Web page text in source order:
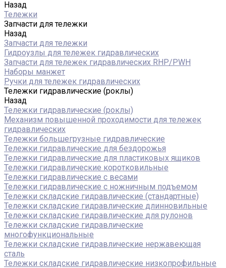
Назад
Тележки
Запчасти для тележки
Назад
Запчасти для тележки
Гидроузлы для тележек гидравлических
Запчасти для тележек гидравлических RHP/PWH
Наборы манжет
Ручки для тележек гидравлических
Тележки гидравлические (роклы)
Назад
Тележки гидравлические (роклы)
Механизм повышенной проходимости для тележек
гидравлических
Тележки большегрузные гидравлические
Тележки гидравлические для бездорожья
Тележки гидравлические для пластиковых ящиков
Тележки гидравлические коротковильные
Тележки гидравлические с весами
Тележки гидравлические с ножничным подъемом
Тележки складские гидравлические (стандартные)
Тележки складские гидравлические длинновильные
Тележки складские гидравлические для рулонов
Тележки складские гидравлические
многофункциональные
Тележки складские гидравлические нержавеющая
сталь
Тележки складские гидравлические низкопрофильные